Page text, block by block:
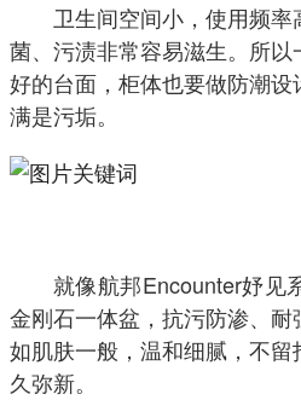
卫生间空间小，使用频
菌、污渍非常容易滋生。所
好的台面，柜体也要做防潮
满是污垢。
就像航邦Encounter妤见
金刚石一体盆，抗污防渗、
如肌肤一般，温和细腻，不
久弥新。